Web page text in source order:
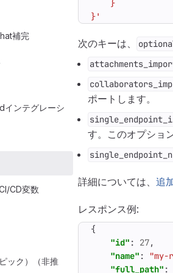
補完
ンテグレーシ
CD変数
ック）（非推
}'
次のキーは、
ポートします。
す。このオプショ
詳細については、 追
レスポンス例:
{
"id" : 27,
"name" :
"my-
"full_path" :